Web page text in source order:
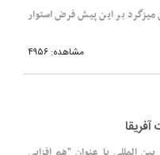
بر این پیش فرض استوار
مشاهده: ۴۹۵۶